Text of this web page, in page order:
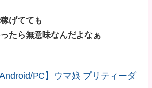
げてても
たら無意味なんだよなぁ
Android/PC】ウマ娘 プリティーダ